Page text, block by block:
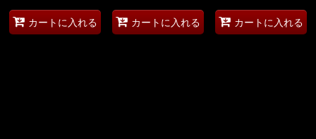
カートに入れる カートに入れる カートに入れる